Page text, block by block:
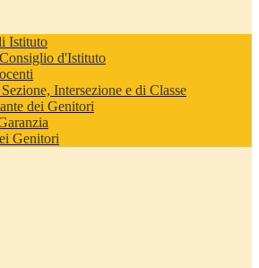
Istituto
d'Istituto
Intersezione e di Classe
dei Genitori
Genitori